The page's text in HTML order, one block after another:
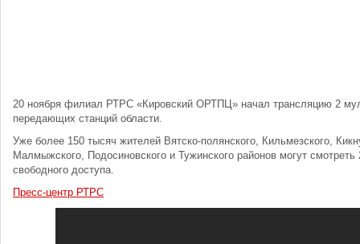
20 ноября филиал РТРС «Кировский ОРТПЦ» начал трансляцию 2
передающих станций области.
Уже более 150 тысяч жителей Вятско-полянского, Кильмезского,
Малмыжского, Подосиновского и Тужинского районов могут
свободного доступа.
Пресс-центр РТРС